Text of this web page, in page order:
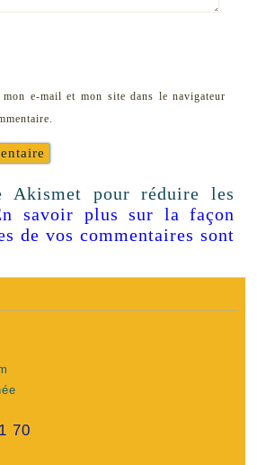
e-mail et mon site dans le navigateur
Akismet pour réduire les
savoir plus sur la façon
de vos commentaires sont
70